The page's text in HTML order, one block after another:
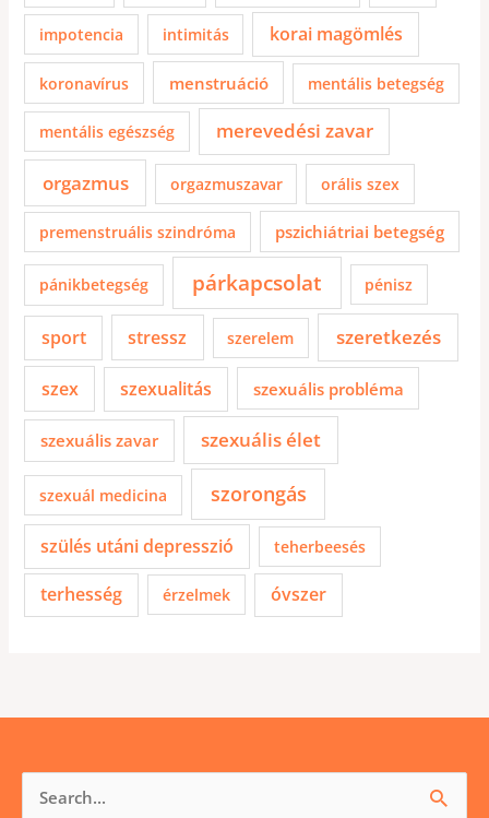
impotencia intimitás korai magömlés
koronavírus menstruáció mentális betegség
mentális egészség merevedési zavar
orgazmus orgazmuszavar orális szex
premenstruális szindróma pszichiátriai betegség
pánikbetegség párkapcsolat pénisz
sport stressz szerelem szeretkezés
szex szexualitás szexuális probléma
szexuális zavar szexuális élet
szexuál medicina szorongás
szülés utáni depresszió teherbeesés
terhesség érzelmek óvszer
Keresés